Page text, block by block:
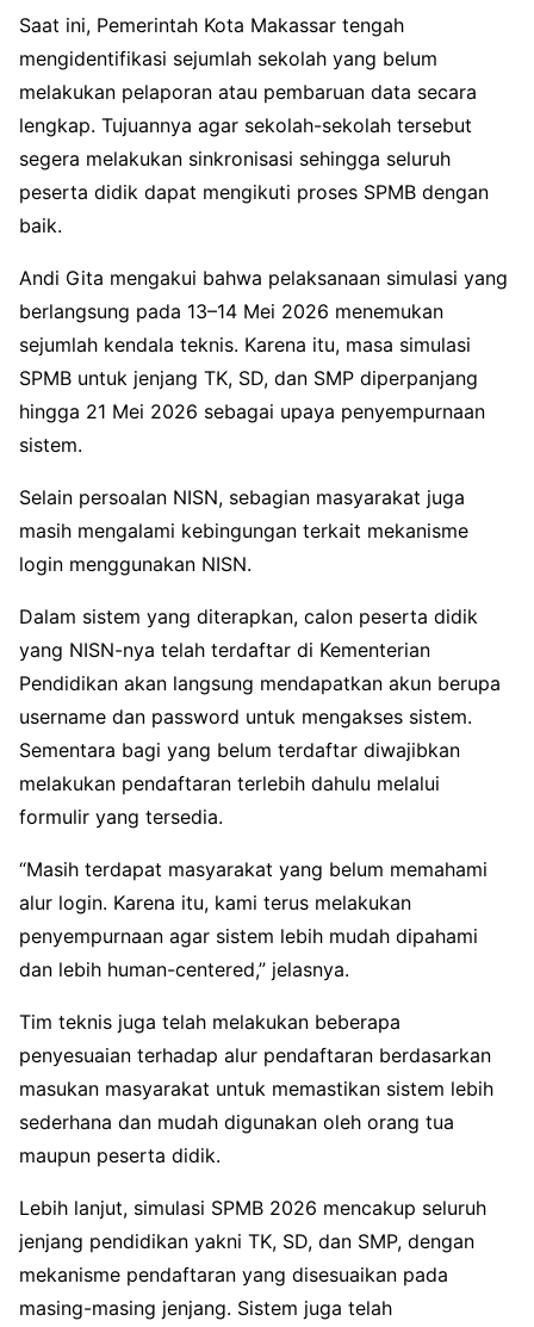
Saat ini, Pemerintah Kota Makassar tengah
mengidentifikasi sejumlah sekolah yang belum
melakukan pelaporan atau pembaruan data secara
lengkap. Tujuannya agar sekolah-sekolah tersebut
segera melakukan sinkronisasi sehingga seluruh
peserta didik dapat mengikuti proses SPMB dengan
baik.
Andi Gita mengakui bahwa pelaksanaan simulasi yang
berlangsung pada 13–14 Mei 2026 menemukan
sejumlah kendala teknis. Karena itu, masa simulasi
SPMB untuk jenjang TK, SD, dan SMP diperpanjang
hingga 21 Mei 2026 sebagai upaya penyempurnaan
sistem.
Selain persoalan NISN, sebagian masyarakat juga
masih mengalami kebingungan terkait mekanisme
login menggunakan NISN.
Dalam sistem yang diterapkan, calon peserta didik
yang NISN-nya telah terdaftar di Kementerian
Pendidikan akan langsung mendapatkan akun berupa
username dan password untuk mengakses sistem.
Sementara bagi yang belum terdaftar diwajibkan
melakukan pendaftaran terlebih dahulu melalui
formulir yang tersedia.
“Masih terdapat masyarakat yang belum memahami
alur login. Karena itu, kami terus melakukan
penyempurnaan agar sistem lebih mudah dipahami
dan lebih human-centered,” jelasnya.
Tim teknis juga telah melakukan beberapa
penyesuaian terhadap alur pendaftaran berdasarkan
masukan masyarakat untuk memastikan sistem lebih
sederhana dan mudah digunakan oleh orang tua
maupun peserta didik.
Lebih lanjut, simulasi SPMB 2026 mencakup seluruh
jenjang pendidikan yakni TK, SD, dan SMP, dengan
mekanisme pendaftaran yang disesuaikan pada
masing-masing jenjang. Sistem juga telah